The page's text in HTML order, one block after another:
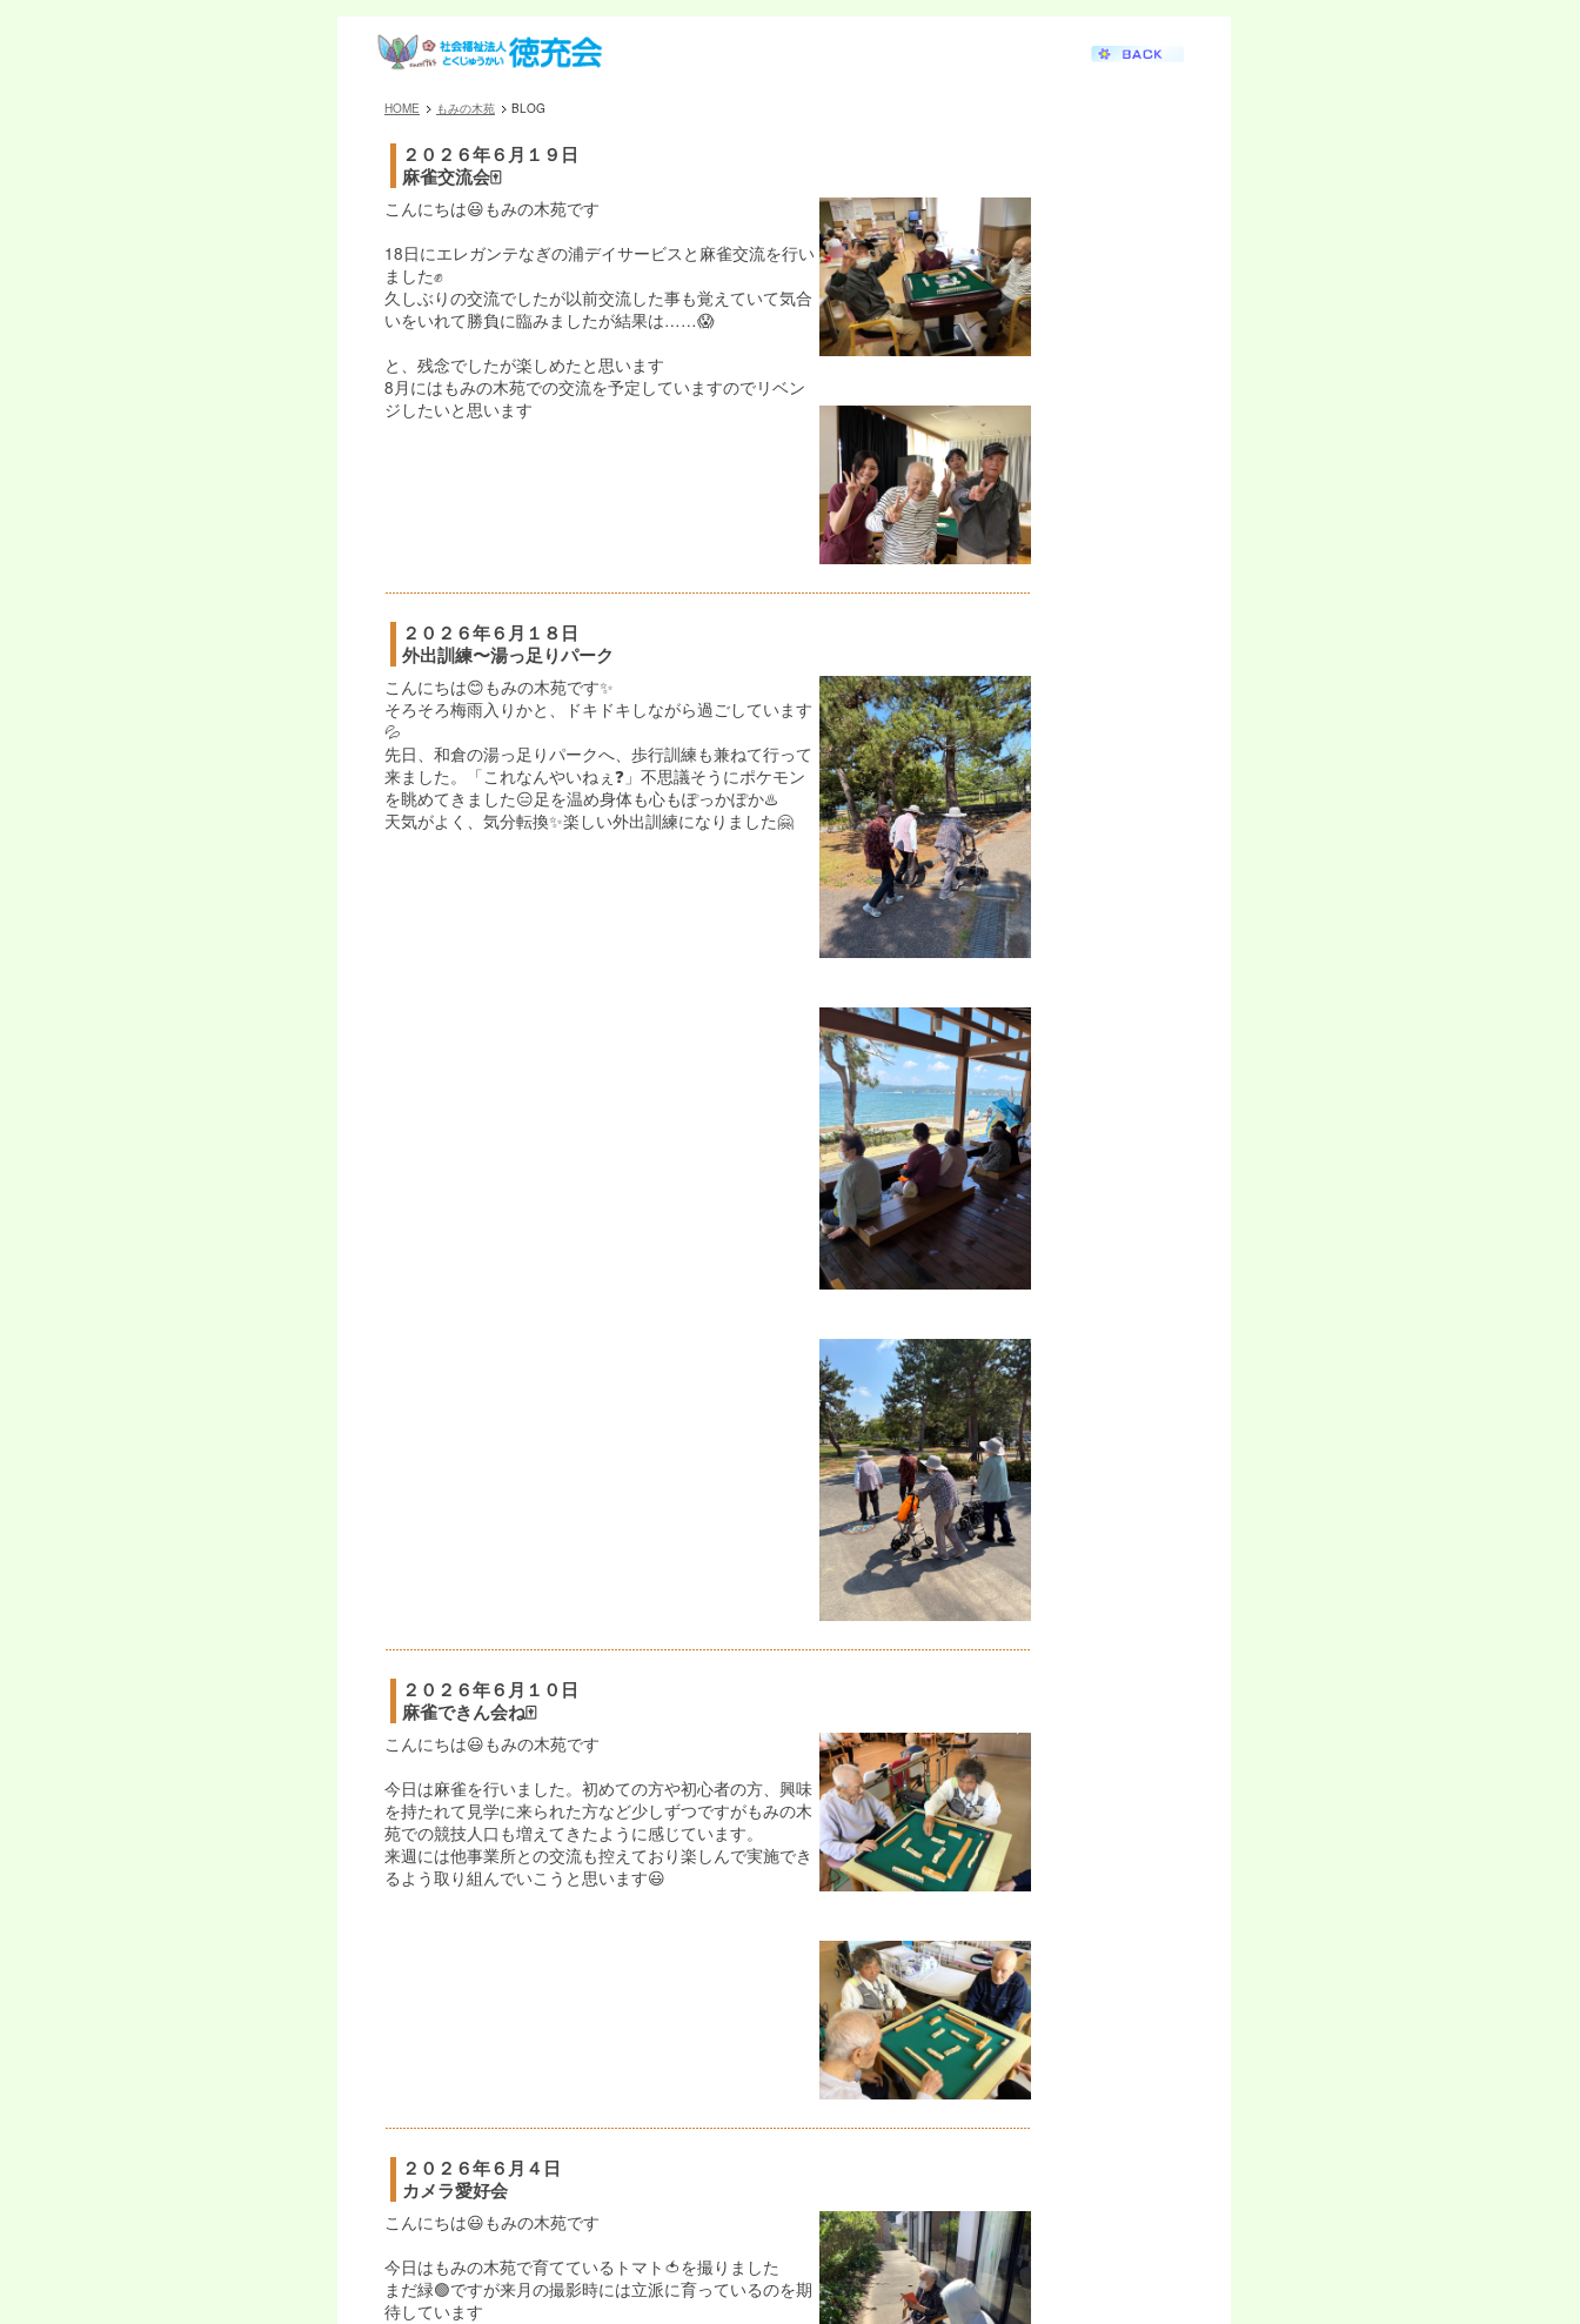
HOME もみの木苑 BLOG
２０２６年６月１９日
麻雀交流会🀄️
こんにちは😃もみの木苑です
18日にエレガンテなぎの浦デイサービスと麻雀交流を行い
ました✊
久しぶりの交流でしたが以前交流した事も覚えていて気合
いをいれて勝負に臨みましたが結果は……😱
と、残念でしたが楽しめたと思います
8月にはもみの木苑での交流を予定していますのでリベン
ジしたいと思います
２０２６年６月１８日
外出訓練〜湯っ足りパーク
こんにちは😊もみの木苑です✨
そろそろ梅雨入りかと、ドキドキしながら過ごしています
💦
先日、和倉の湯っ足りパークへ、歩行訓練も兼ねて行って
来ました。「これなんやいねぇ❓」不思議そうにポケモン
を眺めてきました😑足を温め身体も心もぽっかぽか♨️
天気がよく、気分転換✨楽しい外出訓練になりました🤗
２０２６年６月１０日
麻雀できん会ね🀄️
こんにちは😃もみの木苑です
今日は麻雀を行いました。初めての方や初心者の方、興味
を持たれて見学に来られた方など少しずつですがもみの木
苑での競技人口も増えてきたように感じています。
来週には他事業所との交流も控えており楽しんで実施でき
るよう取り組んでいこうと思います😃
２０２６年６月４日
カメラ愛好会
こんにちは😃もみの木苑です
今日はもみの木苑で育てているトマト🍅を撮りました
まだ緑🟢ですが来月の撮影時には立派に育っているのを期
待しています